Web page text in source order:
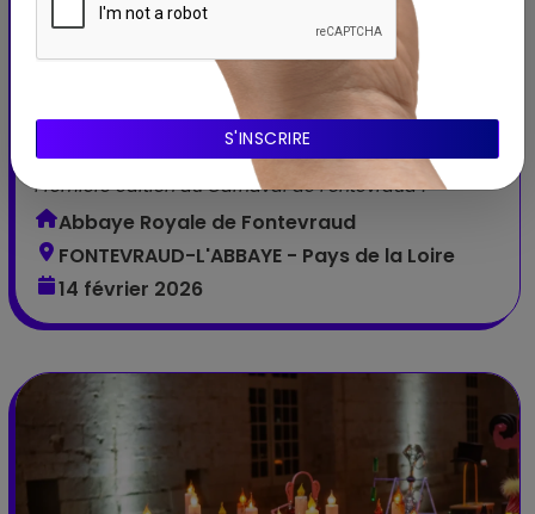
Évènement artistique
Fontevraud fait son carnaval !
Première édition du Carnaval de Fontevraud !
Abbaye Royale de Fontevraud
FONTEVRAUD-L'ABBAYE - Pays de la Loire
14 février 2026